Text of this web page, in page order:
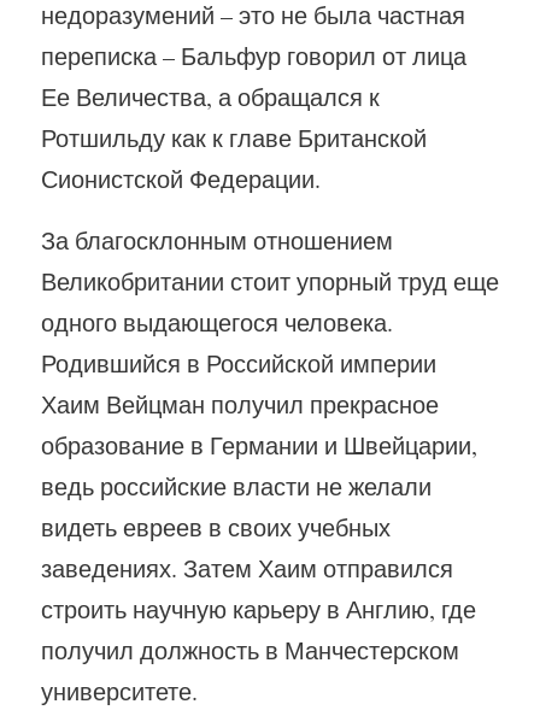
недоразумений – это не была частная
переписка – Бальфур говорил от лица
Ее Величества, а обращался к
Ротшильду как к главе Британской
Сионистской Федерации.
За благосклонным отношением
Великобритании стоит упорный труд еще
одного выдающегося человека.
Родившийся в Российской империи
Хаим Вейцман получил прекрасное
образование в Германии и Швейцарии,
ведь российские власти не желали
видеть евреев в своих учебных
заведениях. Затем Хаим отправился
строить научную карьеру в Англию, где
получил должность в Манчестерском
университете.